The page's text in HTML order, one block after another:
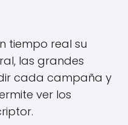
tiempo real su
las grandes
cada campaña y
ver los